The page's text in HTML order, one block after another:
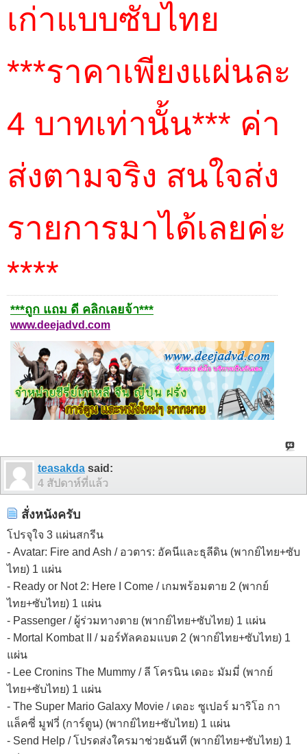
เก่าแบบซับไทย
***ราคาเพียงแผ่นละ
4 บาทเท่านั้น*** ค่า
ส่งตามจริง สนใจส่ง
รายการมาได้เลยค่ะ
****
***ถูก แถม ดี คลิกเลยจ้า***
www.deejadvd.com
teasakda said:
4 สัปดาห์ที่แล้ว
สั่งหนังครับ
โปรจุใจ 3 แผ่นสกรีน
- Avatar: Fire and Ash / อวตาร: อัคนีและธุลีดิน (พากย์ไทย+ซับ
ไทย) 1 แผ่น
- Ready or Not 2: Here I Come / เกมพร้อมตาย 2 (พากย์
ไทย+ซับไทย) 1 แผ่น
- Passenger / ผู้ร่วมทางตาย (พากย์ไทย+ซับไทย) 1 แผ่น
- Mortal Kombat II / มอร์ทัลคอมแบต 2 (พากย์ไทย+ซับไทย) 1
แผ่น
- Lee Cronins The Mummy / ลี โครนิน เดอะ มัมมี่ (พากย์
ไทย+ซับไทย) 1 แผ่น
- The Super Mario Galaxy Movie / เดอะ ซูเปอร์ มาริโอ กา
แล็คซี่ มูฟวี่ (การ์ตูน) (พากย์ไทย+ซับไทย) 1 แผ่น
- Send Help / โปรดส่งใครมาช่วยฉันที (พากย์ไทย+ซับไทย) 1